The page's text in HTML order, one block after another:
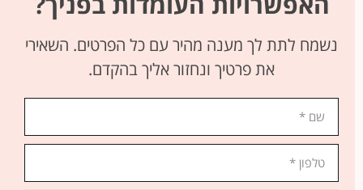
נשמח לתת לך מענה מהיר עם כל הפרטים. השאירי
את פרטיך ונחזור אליך בהקדם.